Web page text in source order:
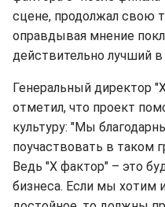
сцене, продолжал свою
оправдывая мнение
действительно лучший
Генеральный директор
отметил, что проект
культуру: "Мы
поучаствовать в таком
Ведь "Х фактор" – это
бизнеса. Если мы хотим